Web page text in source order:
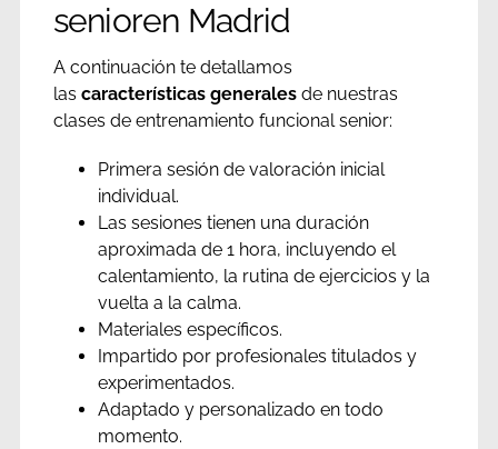
senioren Madrid
A continuación te detallamos
las características generalesde nuestras
clases de entrenamiento funcional senior:
Primera sesión de valoración inicial
individual.
Las sesiones tienen una duración
aproximada de 1 hora, incluyendo el
calentamiento, la rutina de ejercicios y la
vuelta a la calma.
Materiales específicos.
Impartido por profesionales titulados y
experimentados.
Adaptado y personalizado en todo
momento.